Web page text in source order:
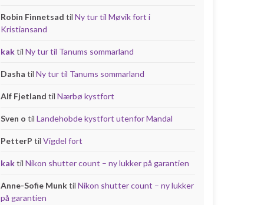
Robin Finnetsad til Ny tur til Møvik fort i
Kristiansand
kaktil Ny tur til Tanums sommarland
Dasha til Ny tur til Tanums sommarland
Alf Fjetland til Nærbø kystfort
Sven o til Landehobde kystfort utenfor Mandal
PetterP til Vigdel fort
kaktil Nikon shutter count – ny lukker på garantien
Anne-Sofie Munktil Nikon shutter count – ny lukker
på garantien